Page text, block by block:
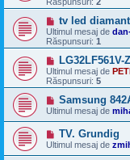
tv led
Ultimul mesaj de
Răspunsuri: 1
LG32LF561V-
Ultimul mesaj de
Răspunsuri: 5
Samsung
Ultimul mesaj de
TV. Grundig
Ultimul mesaj de